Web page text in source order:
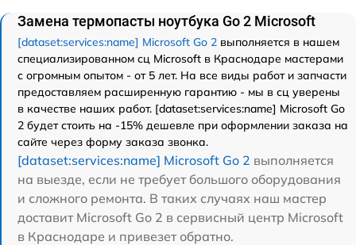
Замена термопасты ноутбука Go 2 Microsoft
[dataset:services:name] Microsoft Go 2 выполняется в нашем
специализированном сц Microsoft в Краснодаре мастерами
с огромным опытом - от 5 лет. На все виды работ и запчасти
предоставляем расширенную гарантию - мы в сц уверены
в качестве наших работ. [dataset:services:name] Microsoft Go
2 будет стоить на -15% дешевле при оформлении заказа на
сайте через форму заказа звонка.
[dataset:services:name] Microsoft Go 2 выполняется
на выезде, если не требует большого оборудования
и сложного ремонта. В таких случаях наш мастер
доставит Microsoft Go 2 в сервисный центр Microsoft
в Краснодаре и привезет обратно.